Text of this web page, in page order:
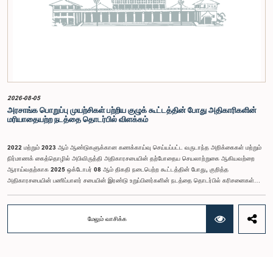
தரப்பட்டுள்ள https://forms.gle/aVp5UzhLbtPSmVap8 இணைப்பின் ஊடாக உரிய விண்ணப்பப்
படிவத்தை பூர்த்தி செய்து பதிவு செய்யுமாறு கேட்டுக்கொள்ளப்படுகின்றனர்.
2026-08-05
அரசாங்க பொறுப்பு முயற்சிகள் பற்றிய குழுக் கூட்டத்தின் போது அதிகாரிகளின்
மரியாதையற்ற நடத்தை தொடர்பில் விளக்கம்
2022 மற்றும் 2023 ஆம் ஆண்டுகளுக்கான கணக்காய்வு செய்யப்பட்ட வருடாந்த அறிக்கைகள் மற்றும்
நிர்மாணக் கைத்தொழில் அபிவிருத்தி அதிகாரசபையின் தற்போதைய செயலாற்றுகை ஆகியவற்றை
ஆராய்வதற்காக 2025 ஒக்டோபர் 08 ஆம் திகதி நடைபெற்ற கூட்டத்தின் போது, குறித்த
அதிகாரசபையின் பணிப்பாளர் சபையின் இரண்டு உறுப்பினர்களின் நடத்தை தொடர்பில் கரிசனைகள்
இக்கூட்டத்தில் கலந்துகொண்டார் என்பதைக் குழு அவதானித்தது. மேலும், தாபிக்கப்பட்ட பாராளுமன்ற
நடைமுறை மற்றும் ஒழுங்குமுறைகளுக்கு முரணான வகையில், தவிசாளரின் முன் அனுமதியைப்
மேலும் வாசிக்க